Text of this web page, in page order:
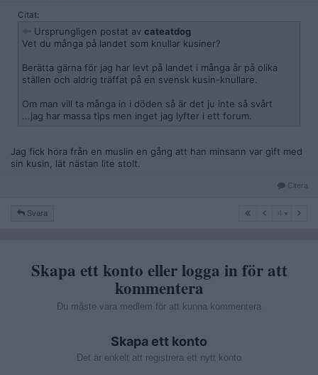
Citat:
Ursprungligen postat av cateatdog
Vet du många på landet som knullar kusiner?
Berätta gärna för jag har levt på landet i många år på olika
ställen och aldrig träffat på en svensk kusin-knullare.
Om man vill ta många in i döden så är det ju inte så svårt
...jag har massa tips men inget jag lyfter i ett forum.
Jag fick höra från en muslin en gång att han minsann var gift med
sin kusin, lät nästan lite stolt.
Citera
Svara 4
Skapa ett konto eller logga in för att
kommentera
Du måste vara medlem för att kunna kommentera
Skapa ett konto
Det är enkelt att registrera ett nytt konto